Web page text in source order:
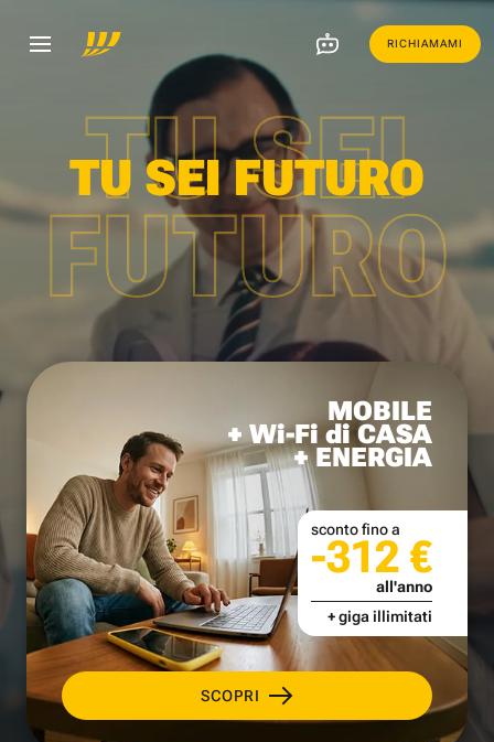
RICHIAMAMI
TU SEI
FUTURO
TU SEI FUTURO
MOBILE
+ Wi-Fi di CASA
+ ENERGIA
SCOPRI
sconto fino a
-312 €
all'anno
+ giga illimitati